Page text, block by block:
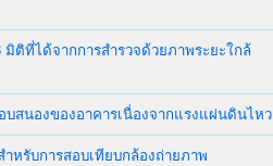
ติที่ได้จากการสำรวจด้วยภาพระยะใกล้
สนองของอาคารเนื่องจากแรงแผ่นดินไหว
หรับการสอบเทียบกล้องถ่ายภาพ